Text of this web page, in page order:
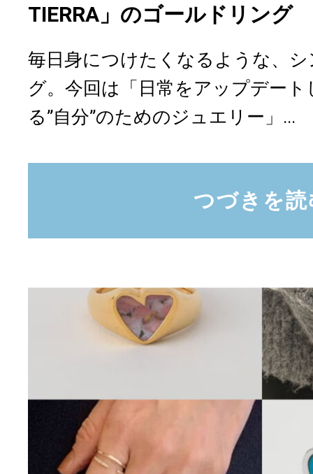
TIERRA」のゴールドリング
毎日身につけたくなるような、
グ。今回は「日常をアップデート
る”自分”のためのジュエリー」...
つづきを読